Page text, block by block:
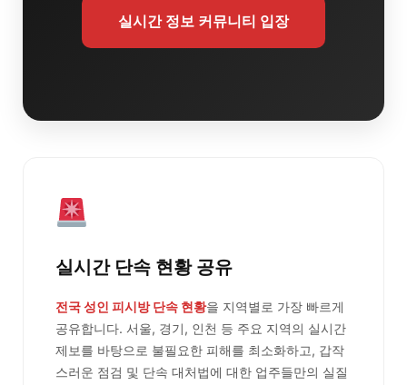
실시간 정보 커뮤니티 입장
실시간 단속 현황 공유
전국 성인 피시방 단속 현황을 지역별로 가장 빠르게
공유합니다. 서울, 경기, 인천 등 주요 지역의 실시간
제보를 바탕으로 불필요한 피해를 최소화하고, 갑작
스러운 점검 및 단속 대처법에 대한 업주들만의 실질